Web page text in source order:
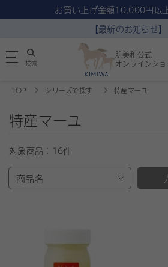
お買い上げ金額10,000円以
【最新のお知らせ】
肌美和公式
オンラインシ
検索
TOP シリーズで探す 特産マーユ
特産マーユ
対象商品： 16件
商品名